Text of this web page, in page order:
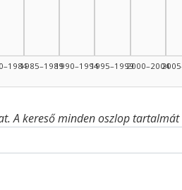
1985–19891990–19941995–19992000–2004
A kereső minden oszlop tartalmát